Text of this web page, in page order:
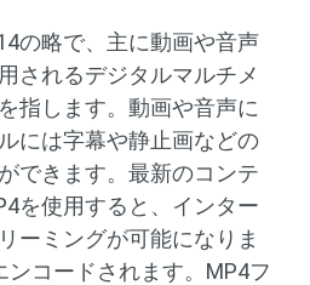
の略で、主に動画や音声
されるデジタルマルチメ
指します。動画や音声に
には字幕や静止画などの
できます。最新のコンテ
を使用すると、インター
ーミングが可能になりま
ンコードされます。MP4フ